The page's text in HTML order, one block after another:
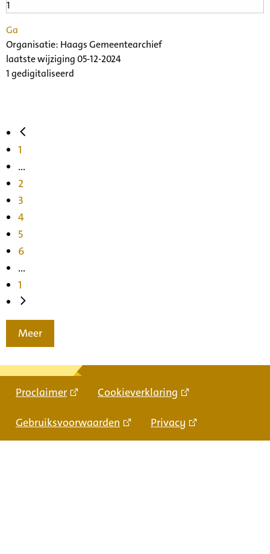
Ga
Organisatie: Haags Gemeentearchief
laatste wijziging 05-12-2024
1 gedigitaliseerd
1
...
2
3
4
5
6
...
1
Meer
Proclaimer Cookieverklaring
Gebruiksvoorwaarden Privacy